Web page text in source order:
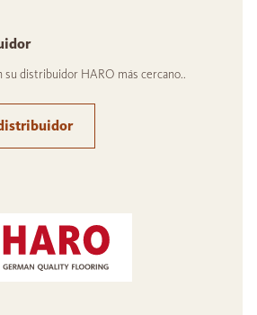
su distribuidor HARO más cercano..